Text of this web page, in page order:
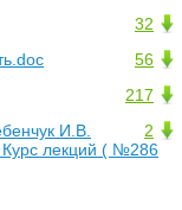
32
56
217
2
И.В.
Курс лекций ( №286